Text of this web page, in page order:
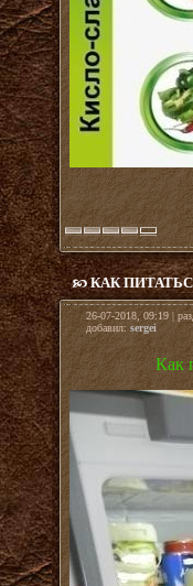
КАК
26-07-2018, 09:19 |
добавил: sergei
Как